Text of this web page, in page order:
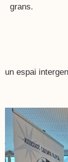
grans.
un espai